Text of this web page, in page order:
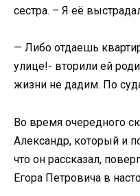
сестра. – Я её
— Либо отдаешь
улице!- вторили ей
жизни не дадим. По
Во время очередного
Александр, который и
что он рассказал,
Егора Петровича в